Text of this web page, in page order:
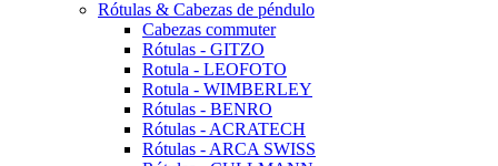
Rótulas & Cabezas de péndulo
Cabezas commuter
Rótulas - GITZO
Rotula - LEOFOTO
Rotula - WIMBERLEY
Rótulas - BENRO
Rótulas - ACRATECH
Rótulas - ARCA SWISS